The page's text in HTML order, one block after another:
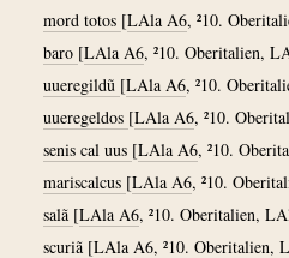
mord totos [LAla A6, ²10.
baro [LAla A6, ²10. Oberitalien,
uueregildũ [LAla A6, ²10.
uueregeldos [LAla A6, ²10.
senis cal uus [LAla A6, ²10.
mariscalcus [LAla A6, ²10.
salã [LAla A6, ²10. Oberitalien,
scuriã [LAla A6, ²10.